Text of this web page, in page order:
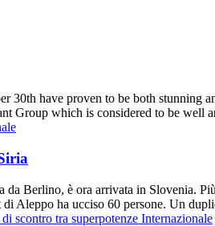
30th have proven to be both stunning
Group which is considered to be well
Berlino, è ora arrivata in Slovenia.
Aleppo ha ucciso 60 persone. Un
Internazionale